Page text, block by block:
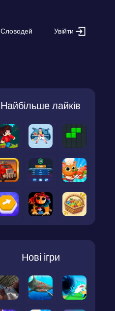
Словодей Увійти
Найбільше лайків
Нові ігри